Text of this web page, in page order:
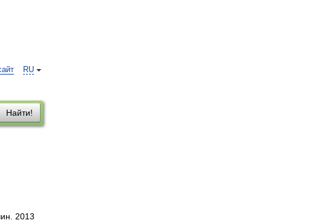
RU
Найти!
2013